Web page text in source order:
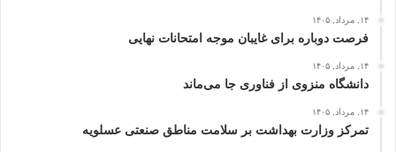
۱۴, مرداد, ۱۴۰۵
فرصت دوباره برای غایبان موجه امتحانات نهایی
۱۴, مرداد, ۱۴۰۵
دانشگاه منزوی از فناوری جا می‌ماند
۱۴, مرداد, ۱۴۰۵
تمرکز وزارت بهداشت بر سلامت مناطق صنعتی عسلویه